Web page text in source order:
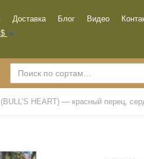
Доставка Блог Видео
HEART) — красный перец,